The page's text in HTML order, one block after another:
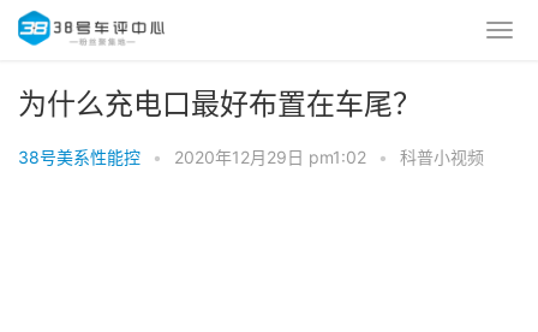
为什么充电口最好布置在车尾？
38号美系性能控 • 2020年12月29日 pm1:02 • 科普小视频